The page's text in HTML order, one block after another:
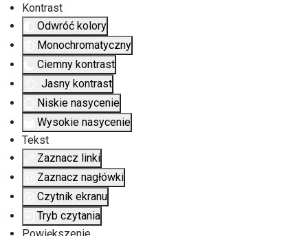
Kontrast
Odwróć kolory
Monochromatyczny
Ciemny kontrast
Jasny kontrast
Niskie nasycenie
Wysokie nasycenie
Tekst
Zaznacz linki
Zaznacz nagłówki
Czytnik ekranu
Tryb czytania